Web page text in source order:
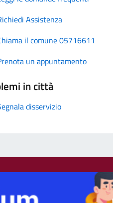
Assistenza
il comune 05716611
un appuntamento
in città
disservizio